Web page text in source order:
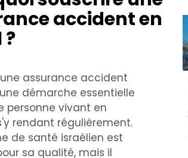
accident en
assurance accident
démarche essentielle
personne vivant en
rendant régulièrement.
de santé israélien est
sa qualité, mais il